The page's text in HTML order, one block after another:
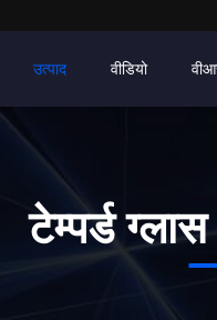
उत्पाद वीडियो
टेम्पर्ड